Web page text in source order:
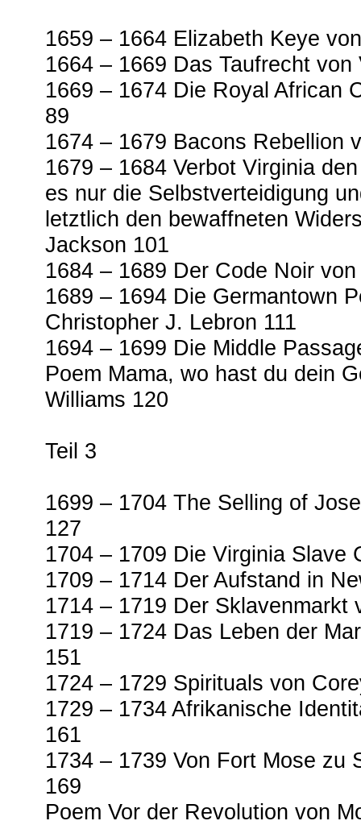
1659 – 1664 Elizabeth Keye
1664 – 1669 Das Taufrecht
1669 – 1674 Die Royal African
89
1674 – 1679 Bacons Rebellion
1679 – 1684 Verbot Virginia
es nur die Selbstverteidigung
letztlich den bewaffneten
Jackson 101
1684 – 1689 Der Code Noir
1689 – 1694 Die Germantown
Christopher J. Lebron 111
1694 – 1699 Die Middle
Poem Mama, wo hast du dein
Williams 120
Teil 3
1699 – 1704 The Selling of
127
1704 – 1709 Die Virginia Slave
1709 – 1714 Der Aufstand in
1714 – 1719 Der Sklavenmarkt
1719 – 1724 Das Leben der
151
1724 – 1729 Spirituals von
1729 – 1734 Afrikanische
161
1734 – 1739 Von Fort Mose zu
169
Poem Vor der Revolution von